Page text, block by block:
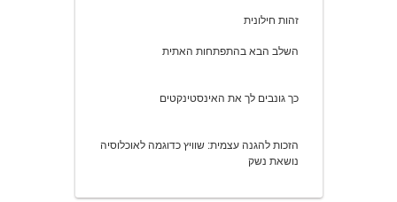
זהות חילונית
השלב הבא בהתפתחות האתית
כך גונבים לך את האינסטינקטים
הזכות להגנה עצמית: שוויץ כדוגמה לאוכלוסיה
נושאת נשק